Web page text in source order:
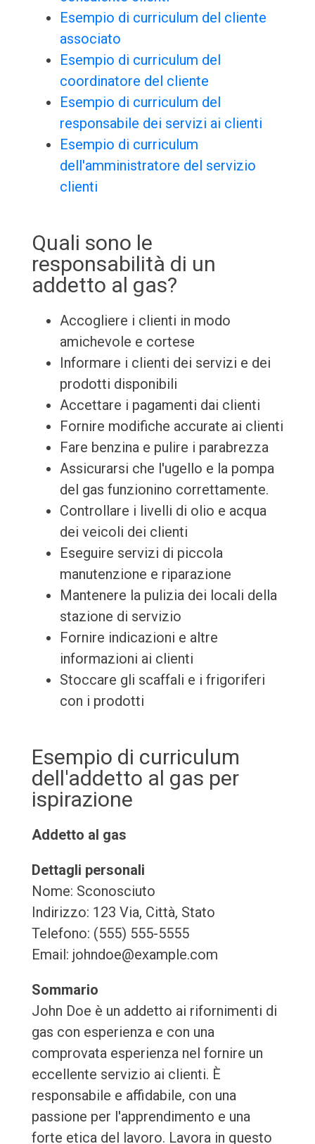
Esempio di curriculum del cliente
associato
Esempio di curriculum del
coordinatore del cliente
Esempio di curriculum del
responsabile dei servizi ai clienti
Esempio di curriculum
dell'amministratore del servizio
clienti
Quali sono le
responsabilità di un
addetto al gas?
Accogliere i clienti in modo
amichevole e cortese
Informare i clienti dei servizi e dei
prodotti disponibili
Accettare i pagamenti dai clienti
Fornire modifiche accurate ai clienti
Fare benzina e pulire i parabrezza
Assicurarsi che l'ugello e la pompa
del gas funzionino correttamente.
Controllare i livelli di olio e acqua
dei veicoli dei clienti
Eseguire servizi di piccola
manutenzione e riparazione
Mantenere la pulizia dei locali della
stazione di servizio
Fornire indicazioni e altre
informazioni ai clienti
Stoccare gli scaffali e i frigoriferi
con i prodotti
Esempio di curriculum
dell'addetto al gas per
ispirazione
Addetto al gas
Dettagli personali
Nome: Sconosciuto
Indirizzo: 123 Via, Città, Stato
Telefono: (555) 555-5555
Email: johndoe@example.com
Sommario
John Doe è un addetto ai rifornimenti di
gas con esperienza e con una
comprovata esperienza nel fornire un
eccellente servizio ai clienti. È
responsabile e affidabile, con una
passione per l'apprendimento e una
forte etica del lavoro. Lavora in questo